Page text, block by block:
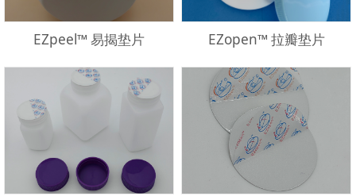
EZpeel™ 易揭垫片 EZopen™ 拉瓣垫片